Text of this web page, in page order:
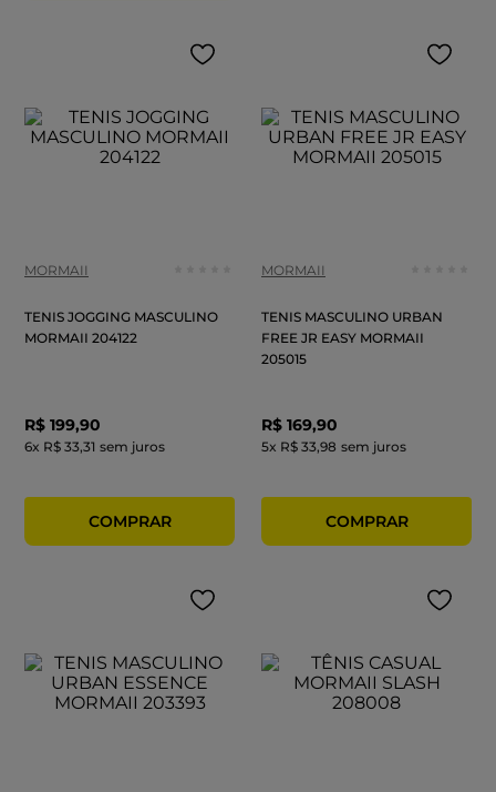
MORMAII
TENIS JOGGING MASCULINO
MORMAII 204122
R$ 199,90
6x R$ 33,31 sem juros
MORMAII
TENIS MASCULINO URBAN
FREE JR EASY MORMAII
205015
R$ 169,90
5x R$ 33,98 sem juros